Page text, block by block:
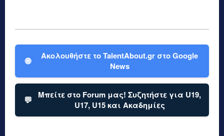
🌐
Ακολουθήστε το TalentAbout.gr στο Google
News
💬
Μπείτε στο Forum μας! Συζητήστε για U19,
U17, U15 και Ακαδημίες